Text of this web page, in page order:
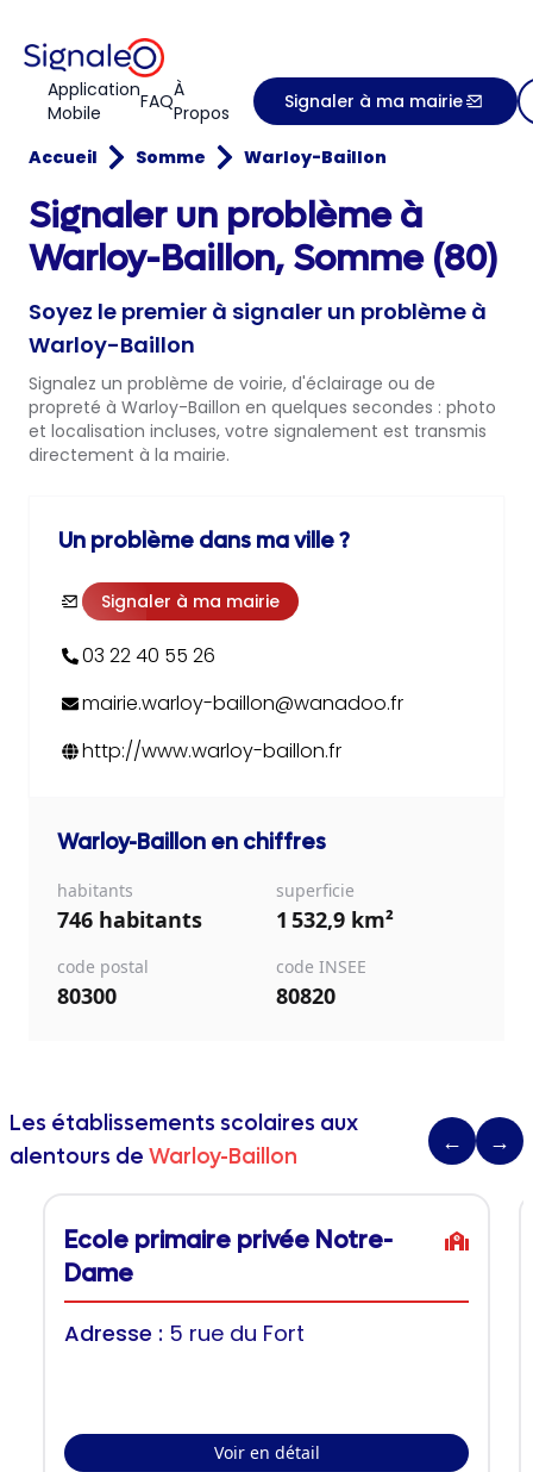
Application
Mobile
FAQÀ
Propos
Signaler à ma mairie
Accueil Somme Warloy-Baillon
Signaler un problème à
Warloy-Baillon, Somme (80)
Soyez le premier à signaler un problème à
Warloy-Baillon
Signalez un problème de voirie, d'éclairage ou de
propreté à Warloy-Baillon en quelques secondes : photo
et localisation incluses, votre signalement est transmis
directement à la mairie.
Un problème dans ma ville ?
Signaler à ma mairie
03 22 40 55 26
mairie.warloy-baillon@wanadoo.fr
http://www.warloy-baillon.fr
Warloy-Baillon en chiffres
habitants
746 habitants
superficie
1 532,9 km²
code postal
80300
code INSEE
80820
Les établissements scolaires aux
alentours de Warloy-Baillon
← →
Ecole primaire privée Notre-
Dame
Adresse : 5 rue du Fort
Voir en détail